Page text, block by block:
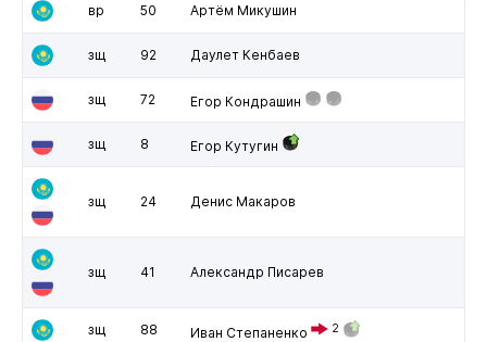
вр 50 Артём Микушин
зщ 92 Даулет Кенбаев
зщ 72 Егор Кондрашин
зщ 8 Егор Кутугин
зщ 24 Денис Макаров
зщ 41 Александр Писарев
зщ 88 Иван Степаненко 2